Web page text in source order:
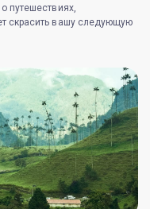
путешествиях,
скрасить вашу следующую